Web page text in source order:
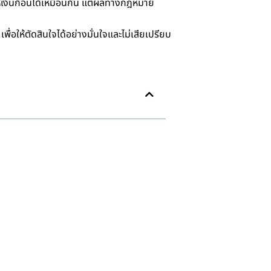
งินก้อนได้เหมือนกัน แต่ผลทางกฎหมาย
ให้ตัดสินใจได้อย่างมั่นใจและไม่เสียเปรียบ